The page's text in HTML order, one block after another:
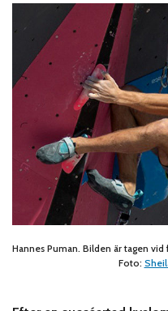
Hannes Puman. Bilden är tagen
Foto: